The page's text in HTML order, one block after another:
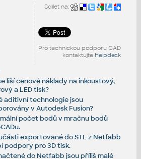
Sdílet na:
Pro technickou podporu CAD
kontaktujte Helpdesk
liší cenové náklady na inkoustový,
a LED tisk?
aditivní technologie jsou
v Autodesk Fusion?
počet bodů v mračnu bodů
exportované do STL z Netfabb
podpory pro 3D tisk.
do Netfabb jsou příliš malé